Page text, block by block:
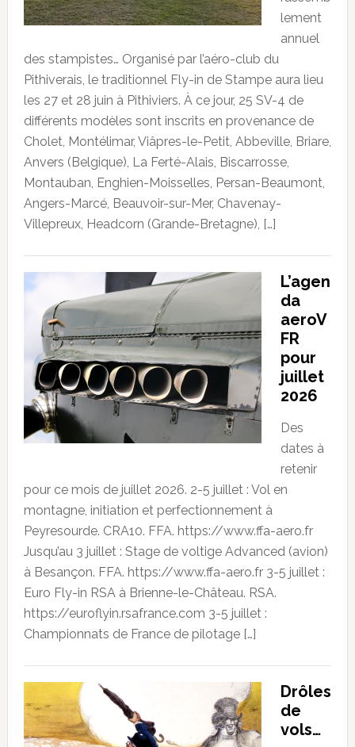
lement
annuel
des stampistes… Organisé par l’aéro-club du
Pithiverais, le traditionnel Fly-in de Stampe aura lieu
les 27 et 28 juin à Pithiviers. À ce jour, 25 SV-4 de
différents modèles sont inscrits en provenance de
Cholet, Montélimar, Viâpres-le-Petit, Abbeville, Briare,
Anvers (Belgique), La Ferté-Alais, Biscarrosse,
Montauban, Enghien-Moisselles, Persan-Beaumont,
Angers-Marcé, Beauvoir-sur-Mer, Chavenay-
Villepreux, Headcorn (Grande-Bretagne), […]
L’agen
da
aeroV
FR
pour
juillet
2026
Des
dates à
retenir
pour ce mois de juillet 2026. 2-5 juillet : Vol en
montagne, initiation et perfectionnement à
Peyresourde. CRA10. FFA. https://www.ffa-aero.fr
Jusqu’au 3 juillet : Stage de voltige Advanced (avion)
à Besançon. FFA. https://www.ffa-aero.fr 3-5 juillet :
Euro Fly-in RSA à Brienne-le-Château. RSA.
https://euroflyin.rsafrance.com 3-5 juillet :
Championnats de France de pilotage […]
Drôles
de
vols…